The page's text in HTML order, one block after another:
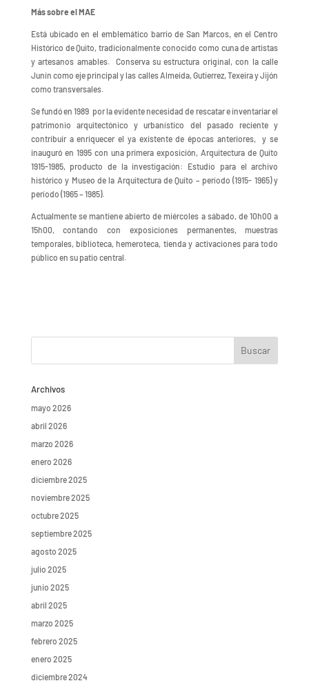
Más sobre el MAE
Está ubicado en el emblemático barrio de San Marcos, en el Centro
Histórico de Quito, tradicionalmente conocido como cuna de artistas
y artesanos amables. Conserva su estructura original, con la calle
Junín como eje principal y las calles Almeida, Gutierrez, Texeira y Jijón
como transversales.
Se fundó en 1989 por la evidente necesidad de rescatar e inventariar el
patrimonio arquitectónico y urbanístico del pasado reciente y
contribuir a enriquecer el ya existente de épocas anteriores, y se
inauguró en 1995 con una primera exposición, Arquitectura de Quito
1915-1985, producto de la investigación: Estudio para el archivo
histórico y Museo de la Arquitectura de Quito – período (1915- 1965) y
período (1965 – 1985).
Actualmente se mantiene abierto de miércoles a sábado, de 10h00 a
15h00, contando con exposiciones permanentes, muestras
temporales, biblioteca, hemeroteca, tienda y activaciones para todo
público en su patio central.
Archivos
mayo 2026
abril 2026
marzo 2026
enero 2026
diciembre 2025
noviembre 2025
octubre 2025
septiembre 2025
agosto 2025
julio 2025
junio 2025
abril 2025
marzo 2025
febrero 2025
enero 2025
diciembre 2024